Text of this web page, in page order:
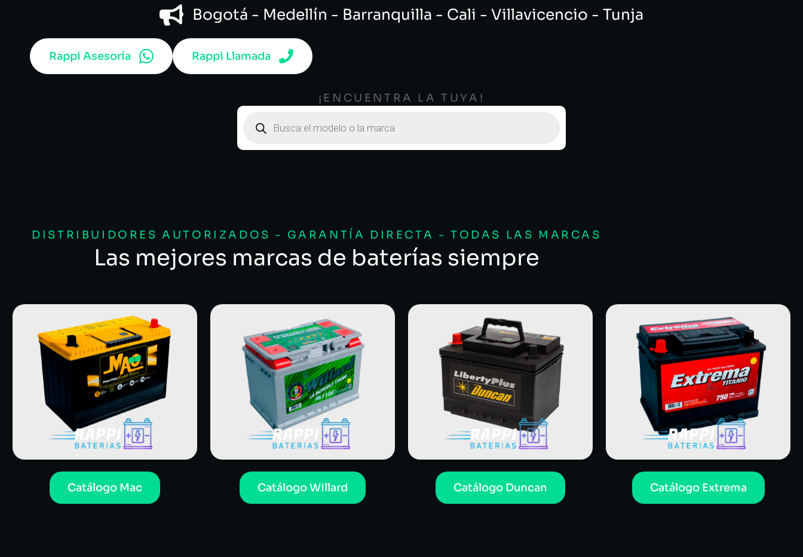
Bogotá - Medellín - Barranquilla - Cali - Villavicencio - Tunja
Rappi Asesoría Rappi Llamada
¡ENCUENTRA LA TUYA!
DISTRIBUIDORES AUTORIZADOS - GARANTÍA DIRECTA - TODAS LAS MARCAS
Las mejores marcas de baterías siempre
Catálogo Mac Catálogo Willard Catálogo Duncan Catálogo Extrema